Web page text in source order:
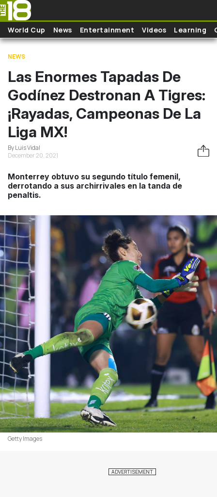
Skip to main content
World Cup News Entertainment Videos Learning
NEWS
Las Enormes Tapadas De
Godínez Destronan A Tigres:
¡Rayadas, Campeonas De La
Liga MX!
By Luis Vidal
December 20, 2021
Monterrey obtuvo su segundo título femenil,
derrotando a sus archirrivales en la tanda de
penaltis.
Getty Images